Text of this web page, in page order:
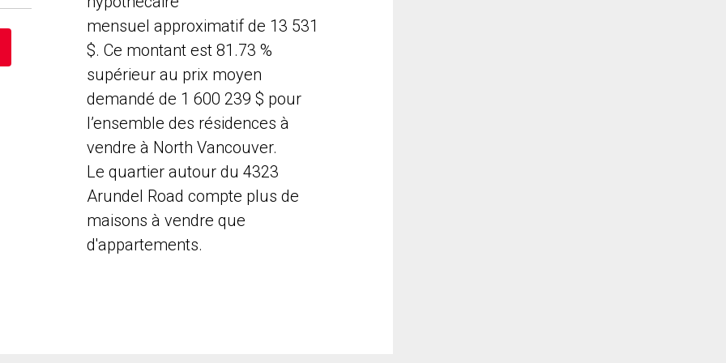
mensuel approximatif de 13 531
$. Ce montant est 81.73 %
supérieur au prix moyen
demandé de 1 600 239 $ pour
l’ensemble des résidences à
vendre à North Vancouver.
Le quartier autour du 4323
Arundel Road compte plus de
maisons à vendre que
d'appartements.